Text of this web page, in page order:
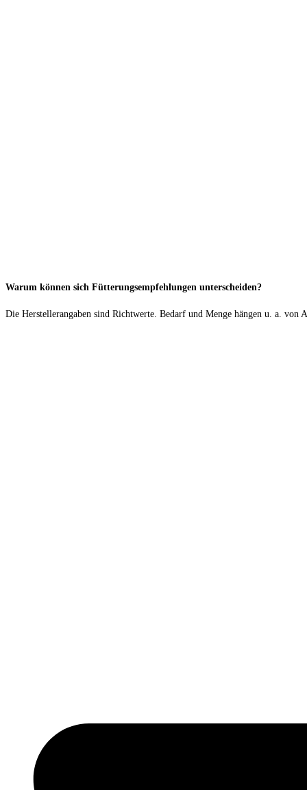
Warum können sich Fütterungsempfehlungen unterscheiden?
Die Herstellerangaben sind Richtwerte. Bedarf und Menge hängen u. a.